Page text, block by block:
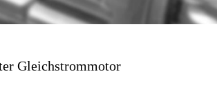
Gleichstrommotor